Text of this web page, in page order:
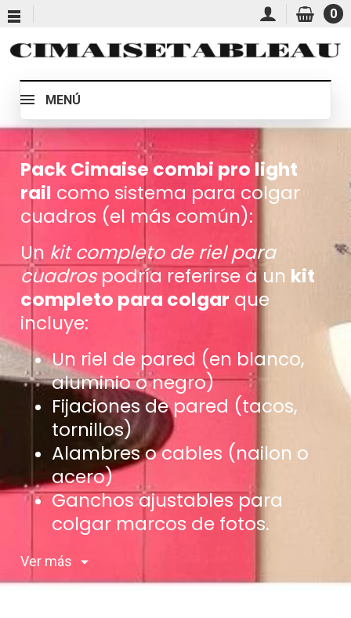
0
MENÚ
Pack Cimaise combi pro light
rail como sistema para colgar
cuadros (el más común):
Un kit completo de riel para
cuadrospodría referirse a un kit
completo para colgar que
incluye:
Un riel de pared (en blanco,
aluminio o negro)
Fijaciones de pared (tacos,
tornillos)
Alambres o cables (nailon o
acero)
Ganchos ajustables para
colgar marcos de fotos.
Ver más